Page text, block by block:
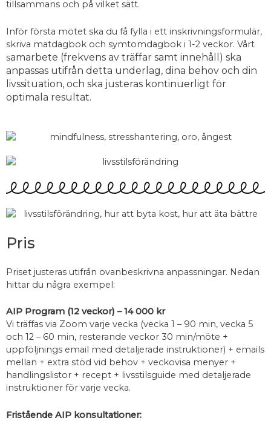
tillsammans och på vilket sätt.
Inför första mötet ska du få fylla i ett inskrivningsformulär,
skriva matdagbok och symtomdagbok i 1-2 veckor. Vårt
samarbete (frekvens av träffar samt innehåll) ska
anpassas utifrån detta underlag, dina behov och din
livssituation, och ska justeras kontinuerligt för
optimala resultat.
Pris
Priset justeras utifrån ovanbeskrivna anpassningar. Nedan
hittar du några exempel:
AIP Program (12 veckor) – 14 000 kr
Vi träffas via Zoom varje vecka (vecka 1 – 90 min, vecka 5
och 12 – 60 min, resterande veckor 30 min/möte +
uppföljnings email med detaljerade instruktioner) + emails
mellan + extra stöd vid behov + veckovisa menyer +
handlingslistor + recept + livsstilsguide med detaljerade
instruktioner för varje vecka.
Fristående AIP konsultationer: